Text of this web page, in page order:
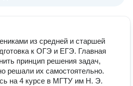
из средней и старшей
к ОГЭ и ЕГЭ. Главная
принцип решения задач,
решали их самостоятельно.
на 4 курсе в МГТУ им Н. Э.